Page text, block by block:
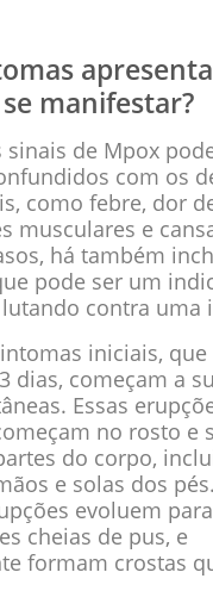
manifestar?
sinais de Mpox
com os
como febre, dor
musculares e
há também
pode ser um
contra uma
iniciais,
dias, começam a
Essas
no rosto e
do corpo,
e solas dos
evoluem
cheias de pus, e
formam crostas